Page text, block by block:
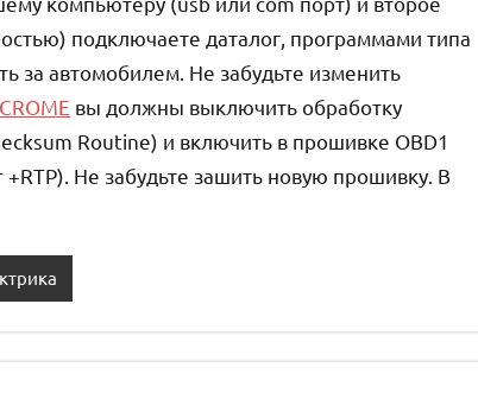
подключаете даталог, программами типа
за автомобилем. Не забудьте изменить
CROME вы должны выключить обработку
Routine) и включить в прошивке OBD1
Не забудьте зашить новую прошивку. В